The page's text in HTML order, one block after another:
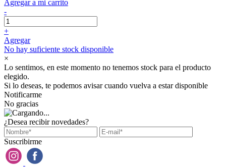
Agregar a mi carrito
-
+
Agregar
No hay suficiente stock disponible
×
Lo sentimos, en este momento no tenemos stock para el producto
elegido.
Si lo deseas, te podemos avisar cuando vuelva a estar disponible
Notificarme
No gracias
¿Desea recibir novedades?
Suscribirme